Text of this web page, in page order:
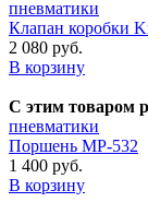
пневматики
Клапан коробки
2 080 руб.
В корзину
С этим товаром
пневматики
Поршень МР-532
1 400 руб.
В корзину